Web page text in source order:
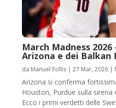
March Madness
Arizona e dei Balkan
da Manuel Follis| 27 Mar, 2026|
Arizona si conferma
Houston, Purdue sulla
Ecco i primi verdetti delle